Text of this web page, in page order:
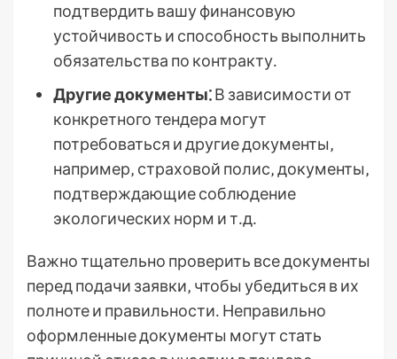
подтвердить вашу финансовую
устойчивость и способность выполнить
обязательства по контракту․
Другие документы⁚В зависимости от
конкретного тендера могут
потребоваться и другие документы‚
например‚ страховой полис‚ документы‚
подтверждающие соблюдение
экологических норм и т․д․
Важно тщательно проверить все документы
перед подачи заявки‚ чтобы убедиться в их
полноте и правильности․ Неправильно
оформленные документы могут стать